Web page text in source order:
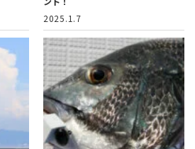
2025.1.7